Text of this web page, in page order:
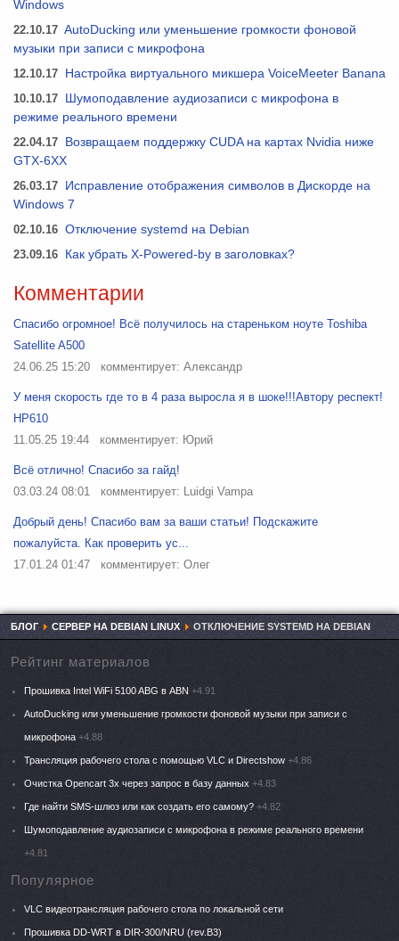
Windows
22.10.17 AutoDucking или уменьшение громкости фоновой
музыки при записи с микрофона
12.10.17
Настройка виртуального микшера VoiceMeeter Banana
10.10.17
Шумоподавление аудиозаписи с микрофона в
режиме реального времени
22.04.17
Возвращаем поддержку CUDA на картах Nvidia ниже
GTX-6XX
26.03.17
Исправление отображения символов в Дискорде на
Windows 7
02.10.16 Отключение systemd на Debian
23.09.16
Как убрать X-Powered-by в заголовках?
Комментарии
Спасибо огромное! Всё получилось на стареньком ноуте Toshiba
Satellite A500
24.06.25 15:20 комментирует: Александр
У меня скорость где то в 4 раза выросла я в шоке!!!Автору респект!
HP610
11.05.25 19:44 комментирует: Юрий
Всё отлично! Спасибо за гайд!
03.03.24 08:01
комментирует: Luidgi Vampa
Добрый день! Спасибо вам за ваши статьи! Подскажите
пожалуйста. Как проверить ус...
17.01.24 01:47 комментирует: Олег
БЛОГ СЕРВЕР НА DEBIAN LINUX ОТКЛЮЧЕНИЕ SYSTEMD НА DEBIAN
Рейтинг материалов
Прошивка Intel WiFi 5100 ABG в ABN +4.91
AutoDucking или уменьшение громкости фоновой музыки при записи с
микрофона +4.88
Трансляция рабочего стола с помощью VLC и Directshow +4.86
Очистка Opencart 3x через запрос в базу данных +4.83
Где найти SMS-шлюз или как создать его самому? +4.82
Шумоподавление аудиозаписи с микрофона в режиме реального времени
+4.81
Популярное
VLC видеотрансляция рабочего стола по локальной сети
Прошивка DD-WRT в DIR-300/NRU (rev.B3)